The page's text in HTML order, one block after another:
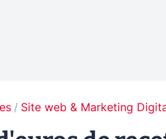
Site web & Marketing